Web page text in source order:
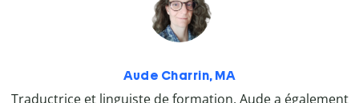
Aude Charrin, MA
Traductrice et linguiste de formation, Aude a également